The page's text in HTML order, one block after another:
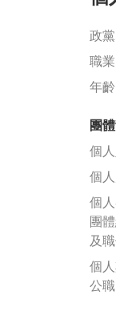
政黨
職業
年齡
團
個
個
個
團
及
個
公職